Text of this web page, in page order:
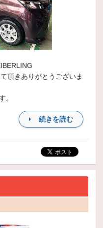
頂きありがとうございま
。
続きを読む